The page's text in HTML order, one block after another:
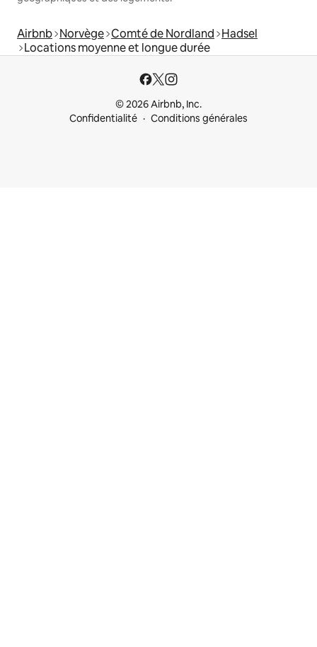
Airbnb Norvège Comté de Nordland Hadsel
Locations moyenne et longue durée
© 2026 Airbnb, Inc.
Confidentialité
Conditions générales